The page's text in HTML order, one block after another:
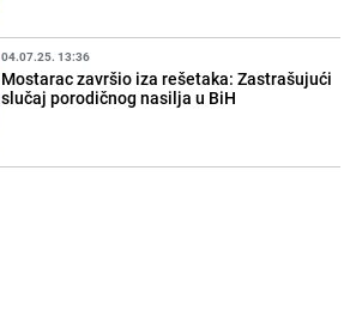
04.07.25. 13:36
Mostarac završio iza rešetaka: Zastrašujući
slučaj porodičnog nasilja u BiH